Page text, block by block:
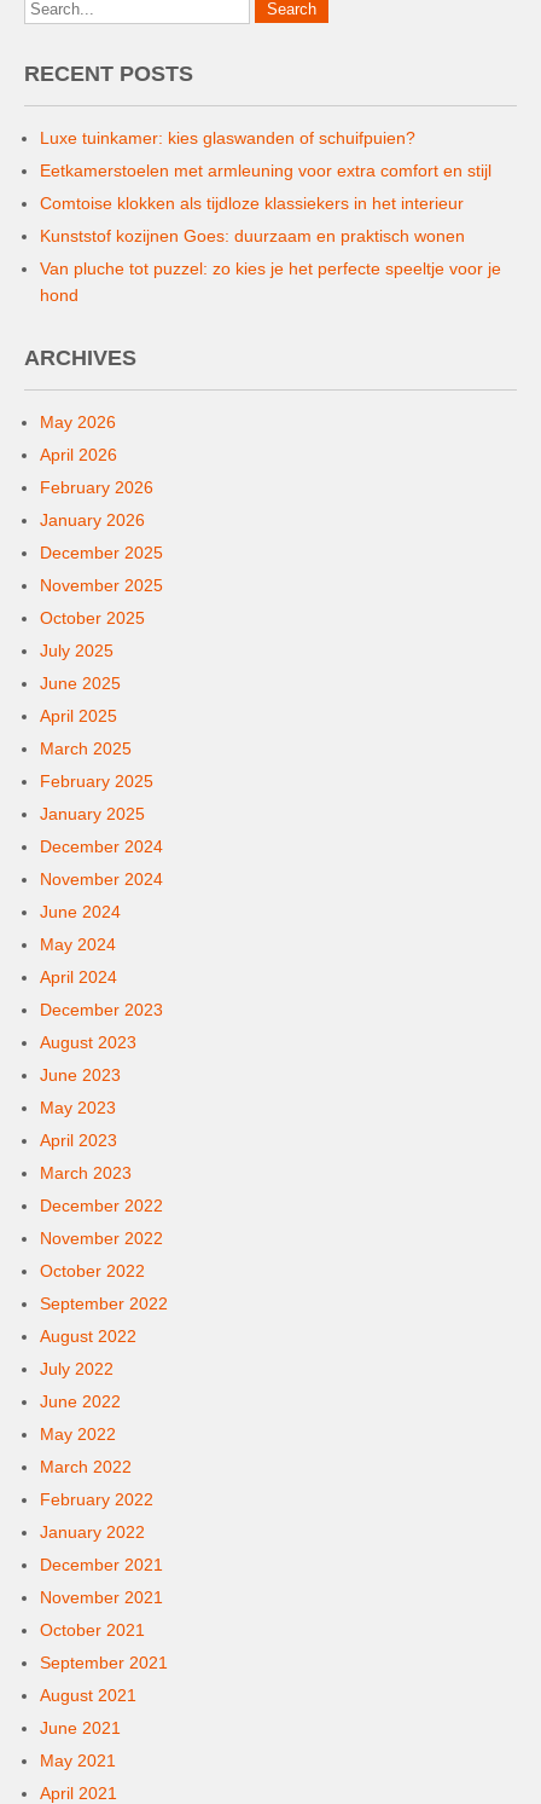
RECENT POSTS
Luxe tuinkamer: kies glaswanden of schuifpuien?
Eetkamerstoelen met armleuning voor extra comfort en stijl
Comtoise klokken als tijdloze klassiekers in het interieur
Kunststof kozijnen Goes: duurzaam en praktisch wonen
Van pluche tot puzzel: zo kies je het perfecte speeltje voor je
hond
ARCHIVES
May 2026
April 2026
February 2026
January 2026
December 2025
November 2025
October 2025
July 2025
June 2025
April 2025
March 2025
February 2025
January 2025
December 2024
November 2024
June 2024
May 2024
April 2024
December 2023
August 2023
June 2023
May 2023
April 2023
March 2023
December 2022
November 2022
October 2022
September 2022
August 2022
July 2022
June 2022
May 2022
March 2022
February 2022
January 2022
December 2021
November 2021
October 2021
September 2021
August 2021
June 2021
May 2021
April 2021